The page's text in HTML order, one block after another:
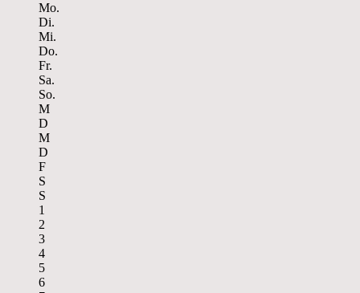
Mo.
Di.
Mi.
Do.
Fr.
Sa.
So.
M
D
M
D
F
S
S
1
2
3
4
5
6